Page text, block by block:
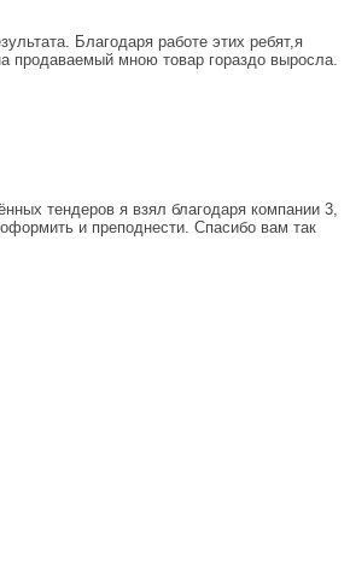
Благодаря работе этих ребят,я
продаваемый мною товар гораздо выросла.
тендеров я взял благодаря компании 3,
и преподнести. Спасибо вам так